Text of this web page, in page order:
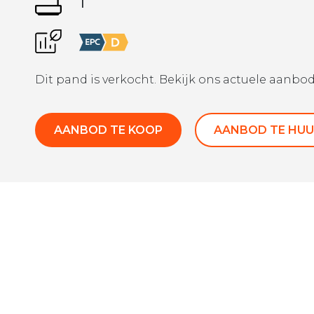
Dit pand is verkocht. Bekijk ons actuele
AANBOD TE KOOP AANBOD TE